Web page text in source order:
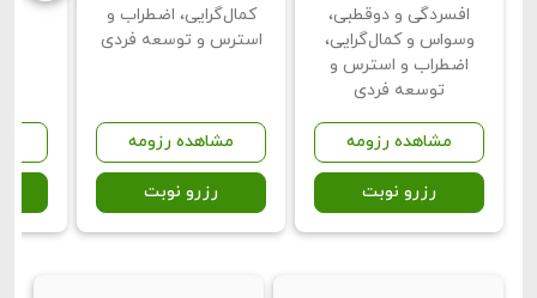
افسردگی و دوقطبی،
وسواس و کمال‌گرایی،
اضطراب و استرس و
توسعه فردی
مشاهده رزومه
رزرو نوبت
کمال‌گرایی، اضطراب و
استرس و توسعه فردی
مشاهده رزومه
رزرو نوبت